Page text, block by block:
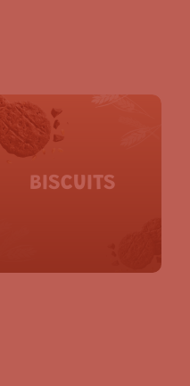
BISCUITS